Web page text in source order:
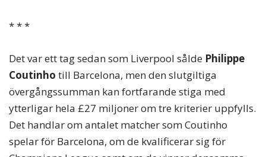
* * *
Det var ett tag sedan som Liverpool sålde Philippe
Coutinho till Barcelona, men den slutgiltiga
övergångssumman kan fortfarande stiga med
ytterligar hela £27 miljoner om tre kriterier uppfylls.
Det handlar om antalet matcher som Coutinho
spelar för Barcelona, om de kvalificerar sig för